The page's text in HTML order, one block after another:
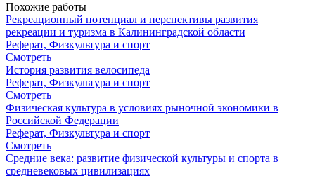
Похожие работы
Рекреационный потенциал и перспективы развития
рекреации и туризма в Калининградской области
Реферат, Физкультура и спорт
Смотреть
История развития велосипеда
Реферат, Физкультура и спорт
Смотреть
Физическая культура в условиях рыночной экономики в
Российской Федерации
Реферат, Физкультура и спорт
Смотреть
Средние века: развитие физической культуры и спорта в
средневековых цивилизациях